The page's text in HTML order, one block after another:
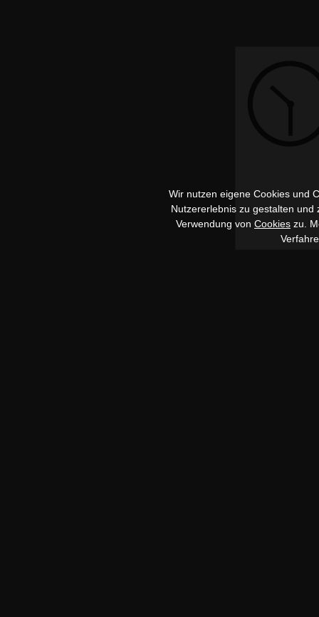
Wir nutzen eigene Cookies und
Nutzererlebnis zu gestalten
Verwendung von Cookies zu.